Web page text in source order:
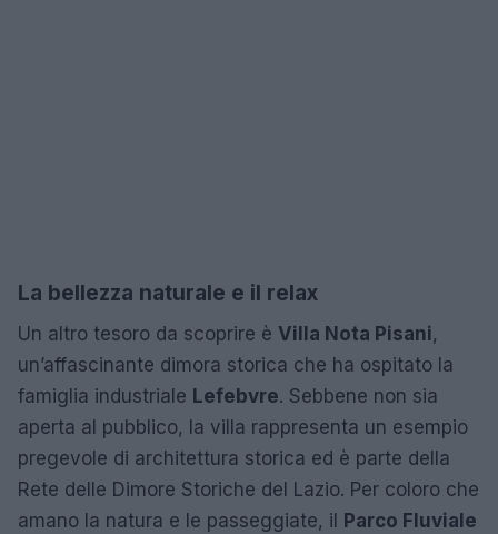
La bellezza naturale e il relax
Un altro tesoro da scoprire è Villa Nota Pisani,
un’affascinante dimora storica che ha ospitato la
famiglia industriale Lefebvre. Sebbene non sia
aperta al pubblico, la villa rappresenta un esempio
pregevole di architettura storica ed è parte della
Rete delle Dimore Storiche del Lazio. Per coloro che
amano la natura e le passeggiate, il Parco Fluviale